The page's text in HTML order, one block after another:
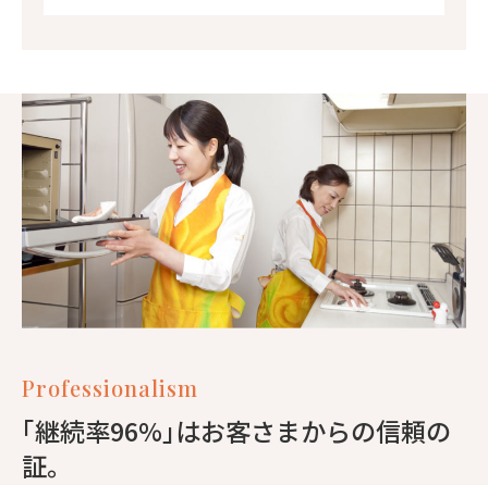
Professionalism
｢継続率96%｣はお客さまからの信頼の
証。